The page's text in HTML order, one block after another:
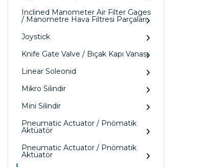
Inclined Manometer Air Filter Gages
/ Manometre Hava Filtresi Parçaları
Joystick
Knife Gate Valve / Bıçak Kapı Vanası
Linear Soleonid
Mikro Silindir
Mini Silindir
Pneumatic Actuator / Pnömatik
Aktüatör
Pneumatic Actuator / Pnömatik
Aktüatör